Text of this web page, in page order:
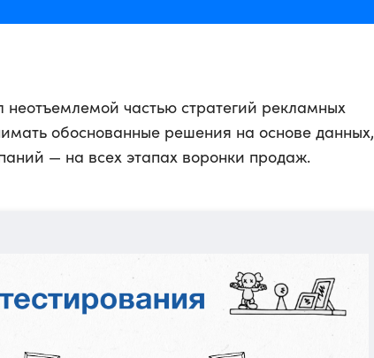
частью стратегий рекламных
обоснованные решения на основе данных,
— на всех этапах воронки продаж.